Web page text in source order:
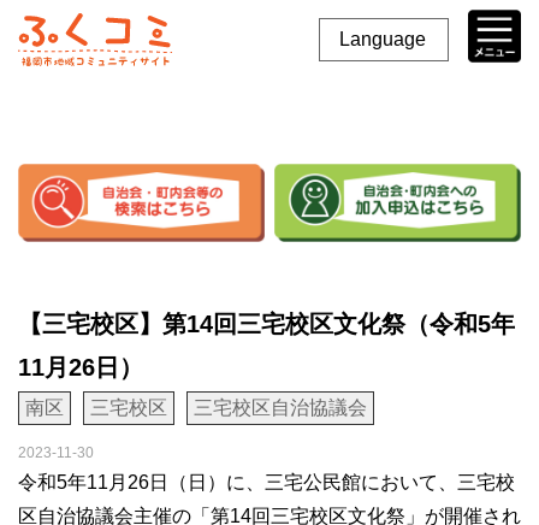
Language
【三宅校区】第14回三宅校区文化祭（令和5年
11月26日）
南区 三宅校区 三宅校区自治協議会
2023-11-30
令和5年11月26日（日）に、三宅公民館において、三宅校
区自治協議会主催の「第14回三宅校区文化祭」が開催され